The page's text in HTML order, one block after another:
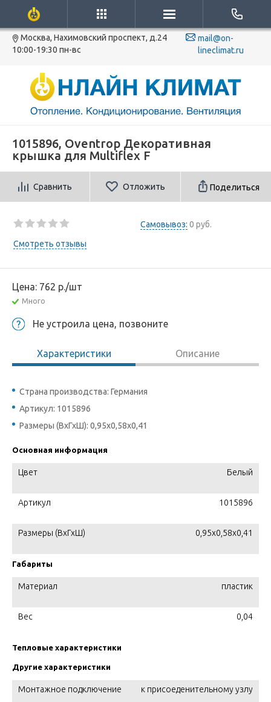
Москва, Нахимовский проспект, д.24
10:00-19:30 пн-вс
mail@on-
lineclimat.ru
1015896, Oventrop Декоративная
крышка для Multiflex F
Сравнить Отложить Поделиться
Самовывоз: 0 руб.
Смотреть отзывы
Цена: 762 р./шт
Много
Не устроила цена, позвоните
Характеристики Описание
Страна производства: Германия
Артикул: 1015896
Размеры (ВхГхШ): 0,95х0,58х0,41
Основная информация
Цвет Белый
Артикул 1015896
Размеры (ВхГхШ) 0,95х0,58х0,41
Габариты
Материал пластик
Вес 0,04
Тепловые характеристики
Другие характеристики
Монтажное подключение к присоеденительному узлу